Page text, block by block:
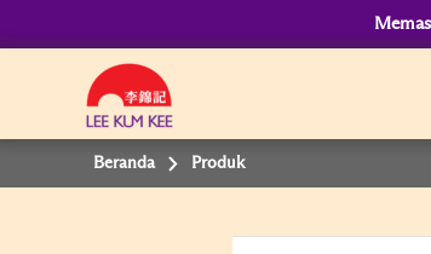
Beranda Produk